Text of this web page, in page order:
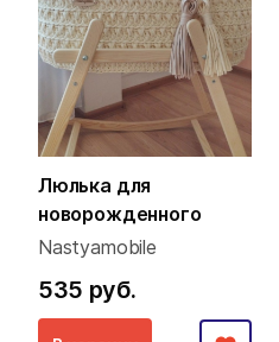
Люлька для
новорожденного
Nastyamobile
535 руб.